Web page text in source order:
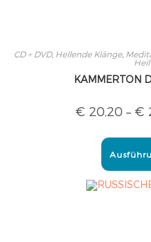
CD + DVD, Hellende Klänge,
KAMMERTON
€ 20,20 – €